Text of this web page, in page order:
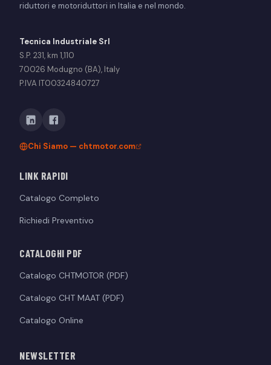
riduttori e motoriduttori in Italia e nel mondo.
Tecnica Industriale Srl
S.P. 231, km 1,110
70026 Modugno (BA), Italy
P.IVA IT00324840727
Chi Siamo — chtmotor.com
LINK RAPIDI
Catalogo Completo
Richiedi Preventivo
CATALOGHI PDF
Catalogo CHTMOTOR (PDF)
Catalogo CHT MAAT (PDF)
Catalogo Online
NEWSLETTER